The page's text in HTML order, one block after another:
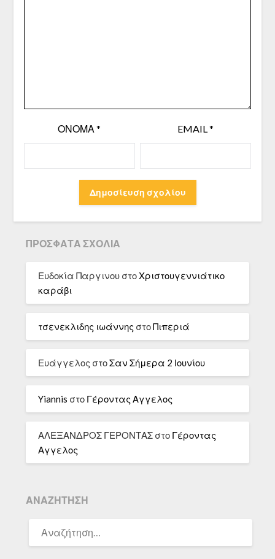
ΌΝΟΜΑ* EMAIL*
ΠΡΌΣΦΑΤΑ ΣΧΌΛΙΑ
Ευδοκία Παργινου στοΧριστουγεννιάτικο
καράβι
τσενεκλιδης ιωάννης στοΠιπεριά
Ευάγγελος στοΣαν Σήμερα 2 Ιουνίου
Yiannis στο Γέροντας Αγγελος
ΑΛΕΞΑΝΔΡΟΣ ΓΕΡΟΝΤΑΣ στο Γέροντας
Αγγελος
ΑΝΑΖΉΤΗΣΗ
ΓΙΑ: